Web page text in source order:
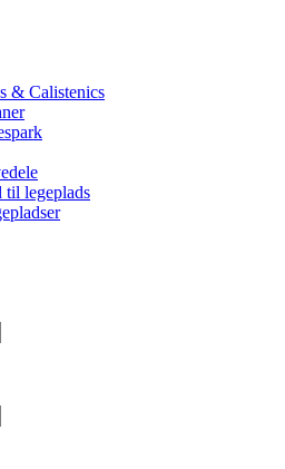
& Calistenics
til legeplads